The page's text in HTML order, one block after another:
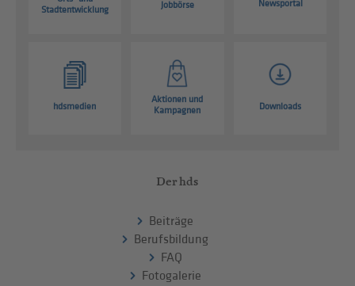
Stadtentwicklung
Jobbörse Newsportal
hdsmedien
Aktionen und
Kampagnen
Downloads
Der hds
Beiträge
Berufsbildung
FAQ
Fotogalerie